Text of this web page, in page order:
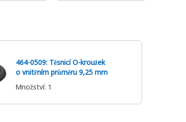
464-0509: Těsnicí O-kroužek
o vnitřním průměru 9,25 mm
Množství: 1